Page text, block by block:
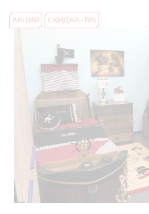
АКЦИЯ СКИДКА -19%